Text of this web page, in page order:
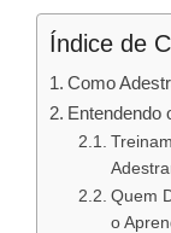
Índice de
Como
Entendendo
Quem
o